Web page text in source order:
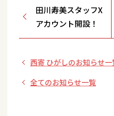
田川寿美スタッフX
アカウント開設！
西寄 ひがしのお知らせ一
全てのお知らせ一覧